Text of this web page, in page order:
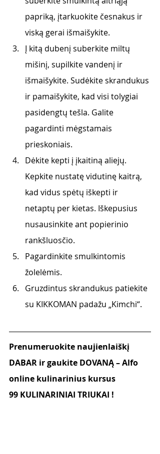
papriką, įtarkuokite česnakus ir
viską gerai išmaišykite.
Į kitą dubenį suberkite miltų
mišinį, supilkite vandenį ir
išmaišykite. Sudėkite skrandukus
ir pamaišykite, kad visi tolygiai
pasidengtų tešla. Galite
pagardinti mėgstamais
prieskoniais.
Dėkite kepti į įkaitiną aliejų.
Kepkite nustatę vidutinę kaitrą,
kad vidus spėtų iškepti ir
netaptų per kietas. Iškepusius
nusausinkite ant popierinio
rankšluosčio.
Pagardinkite smulkintomis
žolelėmis.
Gruzdintus skrandukus patiekite
su KIKKOMAN padažu „Kimchi“.
Prenumeruokite naujienlaiškį
DABAR ir gaukite DOVANĄ – Alfo
online kulinarinius kursus
99 KULINARINIAI TRIUKAI !